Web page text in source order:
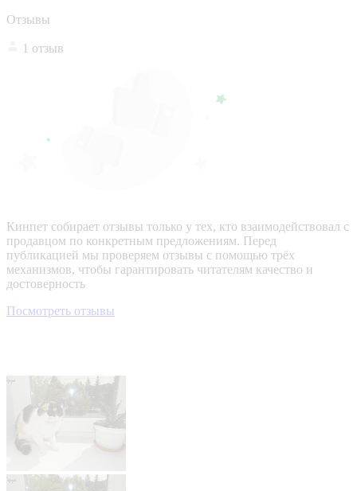
Отзывы
1 отзыв
Кинпет собирает отзывы только у тех, кто взаимодействовал с
продавцом по конкретным предложениям. Перед
публикацией мы проверяем отзывы с помощью трёх
механизмов, чтобы гарантировать читателям качество и
достоверность
Посмотреть отзывы